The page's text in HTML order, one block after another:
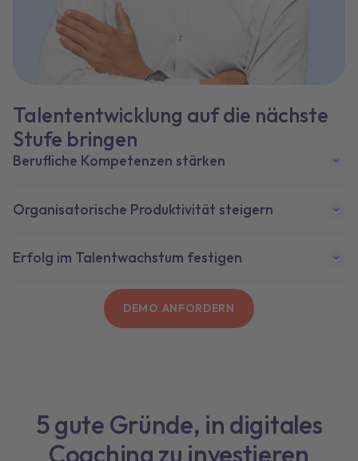
Talententwicklung auf die nächste
Stufe bringen
Berufliche Kompetenzen stärken
Organisatorische Produktivität steigern
Erfolg im Talentwachstum festigen
DEMO ANFORDERN
5 gute Gründe, in digitales
Coaching zu investieren